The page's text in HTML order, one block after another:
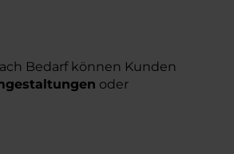
Bedarf können Kunden
oder